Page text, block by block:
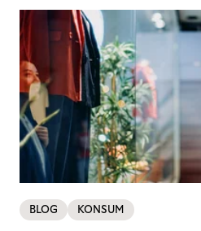
BLOG KONSUM